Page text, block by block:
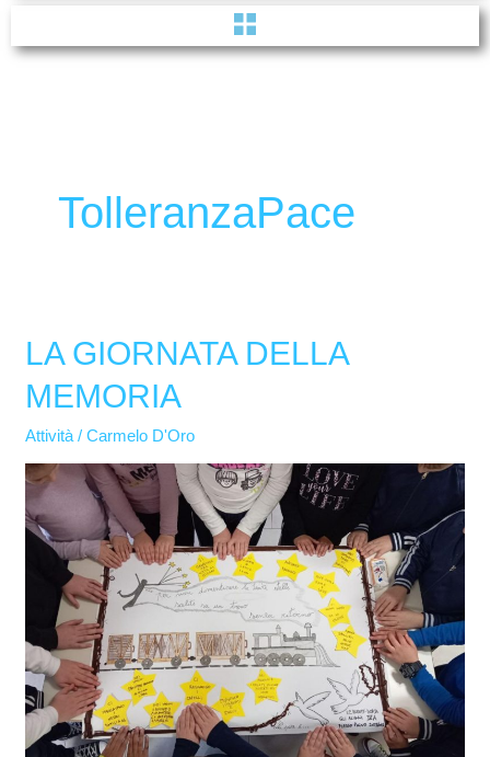
Menu
TolleranzaPace
LA GIORNATA DELLA
MEMORIA
Attività /Carmelo D'Oro
LA
DELLA
MEMORIA